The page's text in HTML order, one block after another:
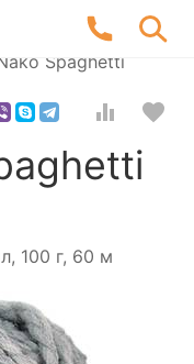
Spaghetti
100 г, 60 м